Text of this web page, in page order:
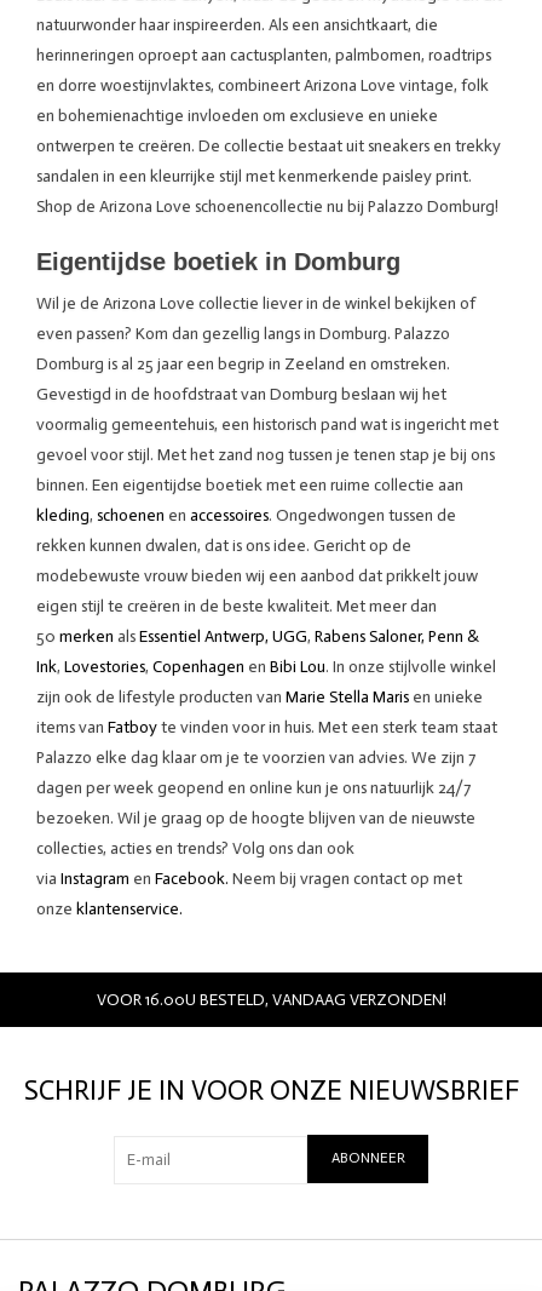
natuurwonder haar inspireerden. Als een ansichtkaart, die
herinneringen oproept aan cactusplanten, palmbomen, roadtrips
en dorre woestijnvlaktes, combineert Arizona Love vintage, folk
en bohemienachtige invloeden om exclusieve en unieke
ontwerpen te creëren. De collectie bestaat uit sneakers en trekky
sandalen in een kleurrijke stijl met kenmerkende paisley print.
Shop de Arizona Love schoenencollectie nu bij Palazzo Domburg!
Eigentijdse boetiek in Domburg
Wil je de Arizona Love collectie liever in de winkel bekijken of
even passen? Kom dan gezellig langs in Domburg. Palazzo
Domburg is al 25 jaar een begrip in Zeeland en omstreken.
Gevestigd in de hoofdstraat van Domburg beslaan wij het
voormalig gemeentehuis, een historisch pand wat is ingericht met
gevoel voor stijl. Met het zand nog tussen je tenen stap je bij ons
binnen. Een eigentijdse boetiek met een ruime collectie aan
kleding, schoenen en accessoires. Ongedwongen tussen de
rekken kunnen dwalen, dat is ons idee. Gericht op de
modebewuste vrouw bieden wij een aanbod dat prikkelt jouw
eigen stijl te creëren in de beste kwaliteit. Met meer dan
50 merken alsEssentiel Antwerp, UGG, Rabens Saloner, Penn &
Ink, Lovestories, Copenhagen en Bibi Lou. In onze stijlvolle winkel
zijn ook de lifestyle producten van Marie Stella Maris en unieke
items van Fatboyte vinden voor in huis. Met een sterk team staat
Palazzo elke dag klaar om je te voorzien van advies. We zijn 7
dagen per week geopend en online kun je ons natuurlijk 24/7
bezoeken. Wil je graag op de hoogte blijven van de nieuwste
collecties, acties en trends? Volg ons dan ook
via Instagram en Facebook. Neem bij vragen contact op met
onze klantenservice.
VOOR 16.00U BESTELD, VANDAAG VERZONDEN!
SCHRIJF JE IN VOOR ONZE NIEUWSBRIEF
ABONNEER